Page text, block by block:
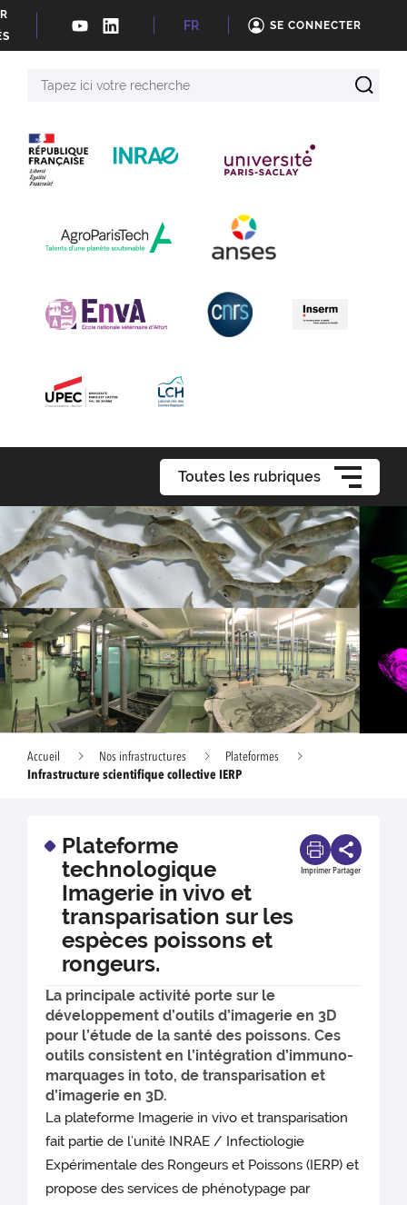
FR SE CONNECTER
Toutes les rubriques
Accueil Nos infrastructures
Plateformes
Infrastructure scientifique collective IERP
Plateforme
technologique
Imagerie in vivo et
transparisation sur les
espèces poissons et
rongeurs.
Imprimer Partager
La principale activité porte sur le
développement d’outils d’imagerie en 3D
pour l’étude de la santé des poissons. Ces
outils consistent en l’intégration d’immuno-
marquages in toto, de transparisation et
d’imagerie en 3D.
La plateforme Imagerie in vivo et transparisation
fait partie de l’unité INRAE / Infectiologie
Expérimentale des Rongeurs et Poissons (IERP) et
propose des services de phénotypage par